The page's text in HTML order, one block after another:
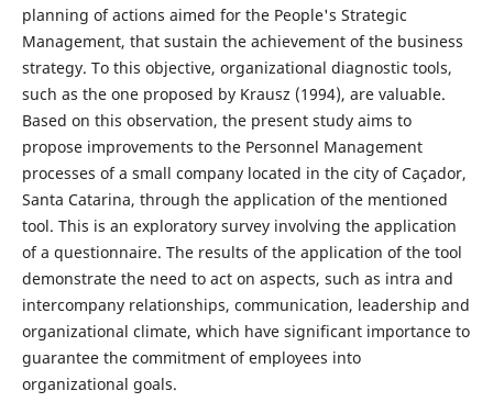
planning of actions aimed for the People's Strategic
Management, that sustain the achievement of the business
strategy. To this objective, organizational diagnostic tools,
such as the one proposed by Krausz (1994), are valuable.
Based on this observation, the present study aims to
propose improvements to the Personnel Management
processes of a small company located in the city of Caçador,
Santa Catarina, through the application of the mentioned
tool. This is an exploratory survey involving the application
of a questionnaire. The results of the application of the tool
demonstrate the need to act on aspects, such as intra and
intercompany relationships, communication, leadership and
organizational climate, which have significant importance to
guarantee the commitment of employees into
organizational goals.